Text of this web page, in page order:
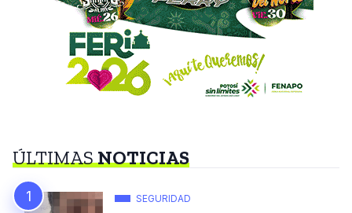
ÚLTIMASNOTICIAS
SEGURIDAD